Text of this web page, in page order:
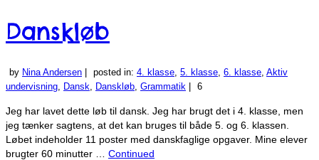
Danskløb
by Nina Andersen posted in: 4. klasse 5. klasse 6. klasse Aktiv
undervisning
Dansk Danskløb Grammatik 6
Jeg har lavet dette løb til dansk. Jeg har brugt det i 4. klasse, men
jeg tænker sagtens, at det kan bruges til både 5. og 6. klassen.
Løbet indeholder 11 poster med danskfaglige opgaver. Mine elever
brugter 60 minutter … Continued